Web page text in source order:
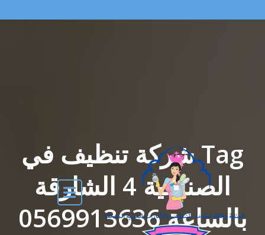
Tag شركة تنظيف في
الصناعية 4 الشارقة
بالساعة 0569913636